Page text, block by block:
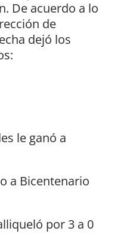
De acuerdo a lo
de
dejó los
le ganó a
a Bicentenario
por 3 a 0